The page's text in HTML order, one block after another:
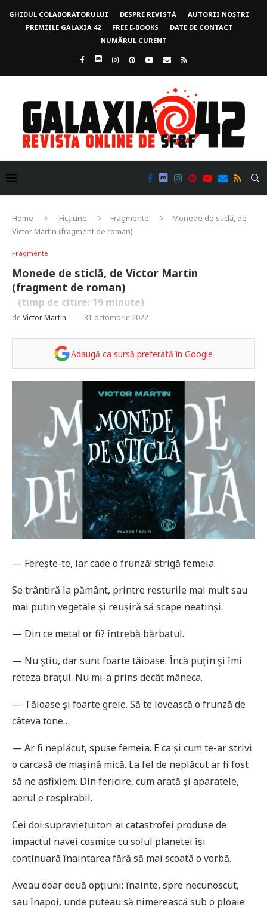
GHIDUL COLABORATORULUI DESPRE REVISTĂ
AUTORII NOȘTRI
PREMIILE GALAXIA 42
FREE E-BOOKS
DATE DE CONTACT
NUMĂRUL CURENT
Home Ficțiune Fragmente
Monede de sticlă, de
Victor Martin (fragment de roman)
Fragmente
Monede de sticlă, de Victor Martin
(fragment de roman)
(timp de citire: 19 minute)
de Victor Martin 31 octombrie 2022
Adaugă ca sursă preferată în Google
— Ferește-te, iar cade o frunză! strigă femeia.
Se trântiră la pământ, printre resturile mai mult sau
mai puțin vegetale și reușiră să scape neatinși.
— Din ce metal or fi? întrebă bărbatul.
— Nu știu, dar sunt foarte tăioase. Încă puțin și îmi
reteza brațul. Nu mi-a prins decât mâneca.
— Tăioase și foarte grele. Să te lovească o frunză de
câteva tone…
— Ar fi neplăcut, spuse femeia. E ca și cum te-ar strivi
o carcasă de mașină mică. La fel de neplăcut ar fi fost
să ne asfixiem. Din fericire, cum arată și aparatele,
aerul e respirabil.
Cei doi supraviețuitori ai catastrofei produse de
impactul navei cosmice cu solul planetei își
continuară înaintarea fără să mai scoată o vorbă.
Aveau doar două opțiuni: înainte, spre necunoscut,
sau înapoi, unde puteau să nimerească sub o ploaie